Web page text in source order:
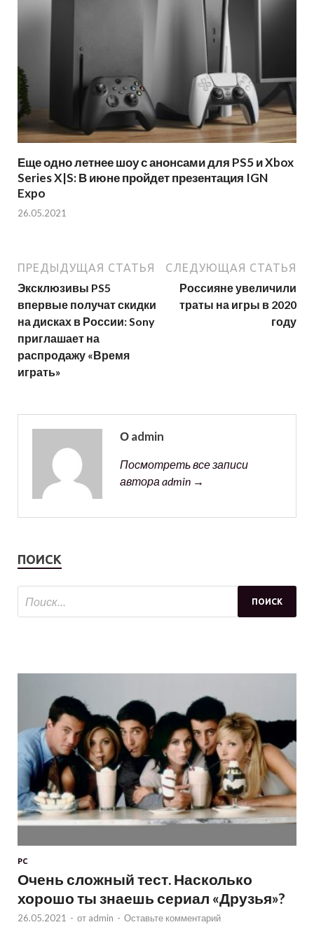
Еще одно летнее шоу с анонсами для PS5 и Xbox
Series X|S: В июне пройдет презентация IGN
Expo
26.05.2021
ПРЕДЫДУЩАЯ СТАТЬЯ
Эксклюзивы PS5
впервые получат скидки
на дисках в России: Sony
приглашает на
распродажу «Время
играть»
СЛЕДУЮЩАЯ СТАТЬЯ
Россияне увеличили
траты на игры в 2020
году
О admin
Посмотреть все записи
автора admin →
ПОИСК
PC
Очень сложный тест. Насколько
хорошо ты знаешь сериал «Друзья»?
26.05.2021 - от admin - Оставьте комментарий